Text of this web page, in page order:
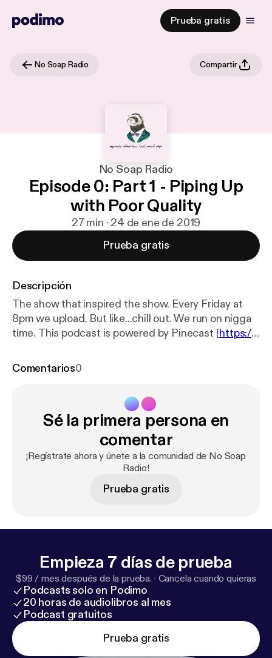
Prueba gratis
No Soap Radio Compartir
No Soap Radio
Episode 0: Part 1 - Piping Up
with Poor Quality
27 min · 24 de ene de 2019
Prueba gratis
Descripción
The show that inspired the show. Every Friday at
8pm we upload. But like...chill out. We run on nigga
time. This podcast is powered by Pinecast [https://p
Comentarios0
Sé la primera persona en
comentar
¡Regístrate ahora y únete a la comunidad de No Soap
Radio!
Prueba gratis
Empieza 7 días de prueba
$99 / mes después de la prueba. · Cancela cuando quieras
Podcasts solo en Podimo
20 horas de audiolibros al mes
Podcast gratuitos
Prueba gratis